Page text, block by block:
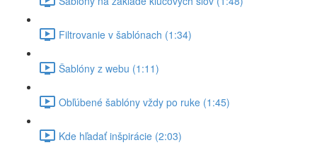
Filtrovanie v šablónach (1:34)
Šablóny z webu (1:11)
Obľúbené šablóny vždy po ruke (1:45)
Kde hľadať inšpirácie (2:03)